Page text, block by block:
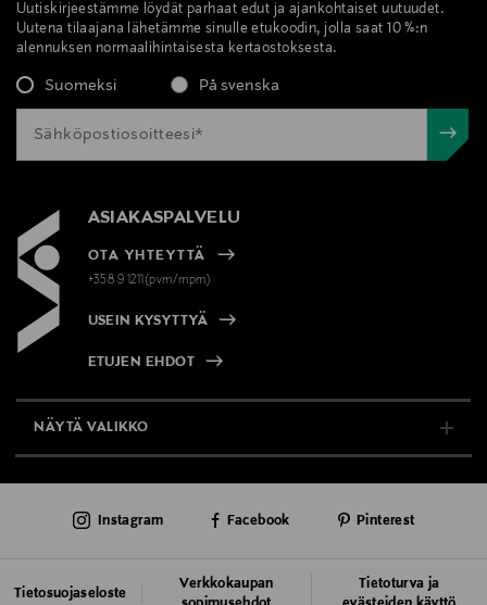
Uutiskirjeestämme löydät parhaat edut ja ajankohtaiset uutuudet.
Uutena tilaajana lähetämme sinulle etukoodin, jolla saat 10 %:n
alennuksen normaalihintaisesta kertaostoksesta.
Suomeksi På svenska
ASIAKASPALVELU
OTA YHTEYTTÄ
+358 9 1211(pvm/mpm)
USEIN KYSYTTYÄ
ETUJEN EHDOT
NÄYTÄ VALIKKO
AJANKOHTAISTA
Tietosuojaseloste
Verkkokaupan
Tietoturva ja
Instagram Facebook Pinterest